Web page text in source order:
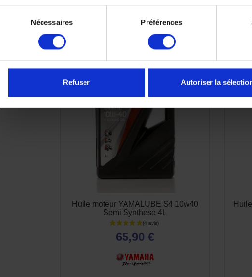
consentement
Nécessaires Préférences
Refuser Autoriser la
Huile moteur YAMALUBE S4 10w40
Semi Synthese 4L
65,90 €